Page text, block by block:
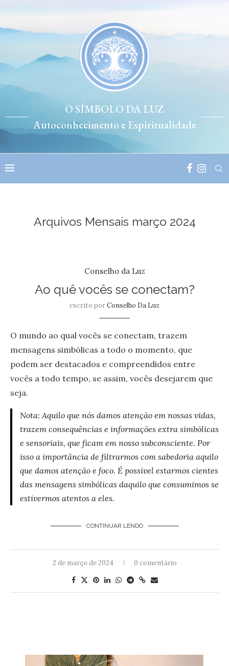
O SÍMBOLO DA LUZ
Autoconhecimento e Espiritualidade
Arquivos Mensais março 2024
Conselho da Luz
Ao quê vocês se conectam?
escrito porConselho Da Luz
O mundo ao qual vocês se conectam, trazem
mensagens simbólicas a todo o momento, que
podem ser destacados e compreendidos entre
vocês a todo tempo, se assim, vocês desejarem que
seja.
Nota: Aquilo que nós damos atenção em nossas vidas,
trazem consequências e informações extra simbólicas
e sensoriais, que ficam em nosso subconsciente. Por
isso a importância de filtrarmos com sabedoria aquilo
que damos atenção e foco. É possível estarmos cientes
das mensagens simbólicas daquilo que consumimos se
estivermos atentos a eles.
CONTINUAR LENDO
2 de março de 2024 0 comentário